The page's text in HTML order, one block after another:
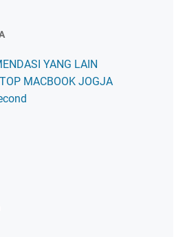
YANG LAIN
MACBOOK JOGJA